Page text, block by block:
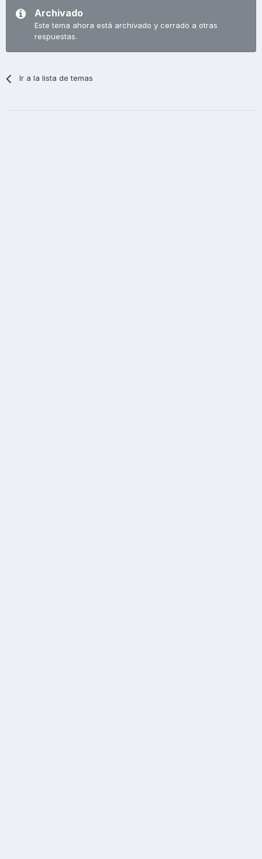
Archivado
Este tema ahora está archivado y cerrado a otras
respuestas.
Ir a la lista de temas